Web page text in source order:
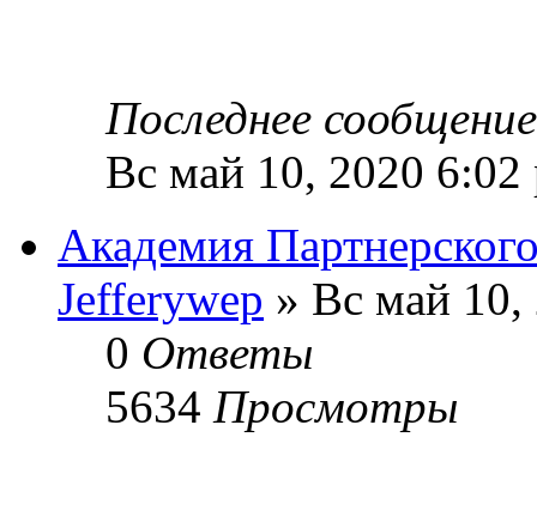
Последнее
Вс май 10, 2020 6:02
Академия
Jefferywep » Вс май 10,
0 Ответы
5634 Просмотры